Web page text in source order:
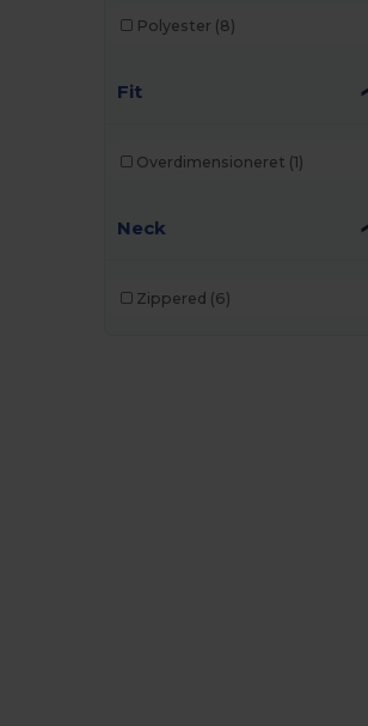
Polyester (8)
Fit
Overdimensioneret (1)
Neck
Zippered (6)